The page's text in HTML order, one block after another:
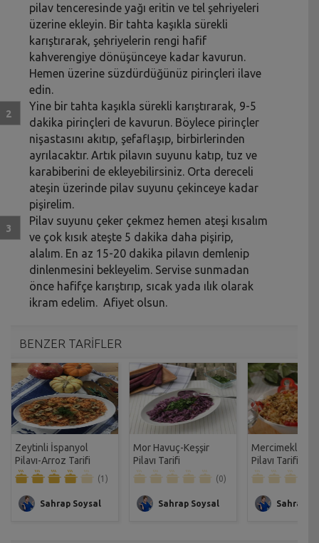
pilav tenceresinde yağı eritin ve tel şehriyeleri
üzerine ekleyin. Bir tahta kaşıkla sürekli
karıştırarak, şehriyelerin rengi hafif
kahverengiye dönüşünceye kadar kavurun.
Hemen üzerine süzdürdüğünüz pirinçleri ilave
edin.
Yine bir tahta kaşıkla sürekli karıştırarak, 9-5
dakika pirinçleri de kavurun. Böylece pirinçler
nişastasını akıtıp, şefaflaşıp, birbirlerinden
ayrılacaktır. Artık pilavın suyunu katıp, tuz ve
karabiberini de ekleyebilirsiniz. Orta dereceli
ateşin üzerinde pilav suyunu çekinceye kadar
pişirelim.
Pilav suyunu çeker çekmez hemen ateşi kısalım
ve çok kısık ateşte 5 dakika daha pişirip,
alalım. En az 15-20 dakika pilavın demlenip
dinlenmesini bekleyelim. Servise sunmadan
önce hafifçe karıştırıp, sıcak yada ılık olarak
ikram edelim. Afiyet olsun.
BENZER TARİFLER
Zeytinli İspanyol
Pilavı-Arroz Tarifi
(1)
Sahrap Soysal
Mor Havuç-Keşşir
Pilavı Tarifi
(0)
Sahrap Soysal
Mercimekli
Pilavı Tarifi
Sahrap